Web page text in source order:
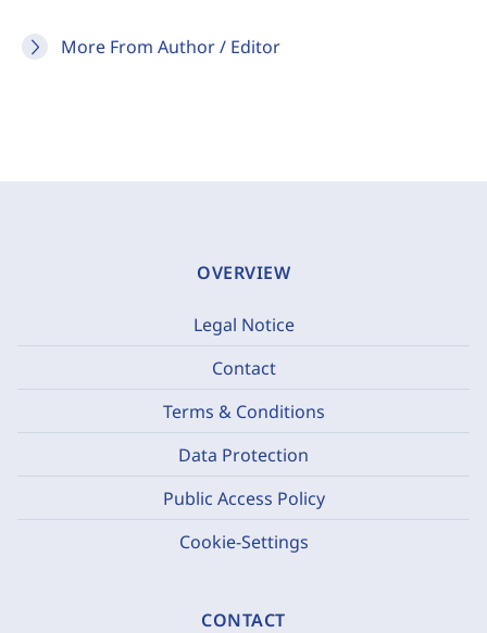
More From Author / Editor
OVERVIEW
Legal Notice
Contact
Terms & Conditions
Data Protection
Public Access Policy
Cookie-Settings
CONTACT